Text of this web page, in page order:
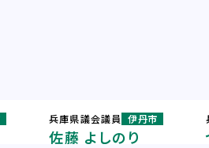
兵庫県議会議員 伊丹市
佐藤 よしのり